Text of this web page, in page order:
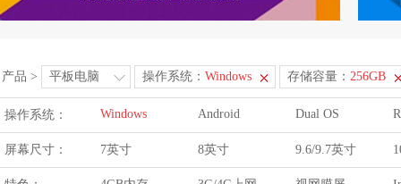
产品 > 平板电脑 操作系统： Windows 存储容量： 256GB
操作系统： Windows Android Dual OS
屏幕尺寸： 7英寸 8英寸 9.6/9.7英寸